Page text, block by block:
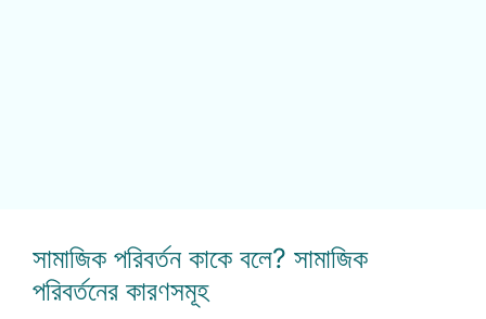
সামাজিক পরিবর্তন কাকে বলে? সামাজিক
পরিবর্তনের কারণসমূহ